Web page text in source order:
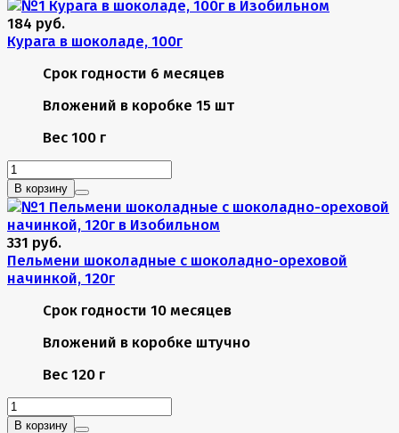
184 руб.
Курага в шоколаде, 100г
Срок годности 6 месяцев
Вложений в коробке 15 шт
Вес 100 г
В корзину
331 руб.
Пельмени шоколадные с шоколадно-ореховой
начинкой, 120г
Срок годности 10 месяцев
Вложений в коробке штучно
Вес 120 г
В корзину